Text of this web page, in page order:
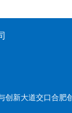
创新大道交口合肥